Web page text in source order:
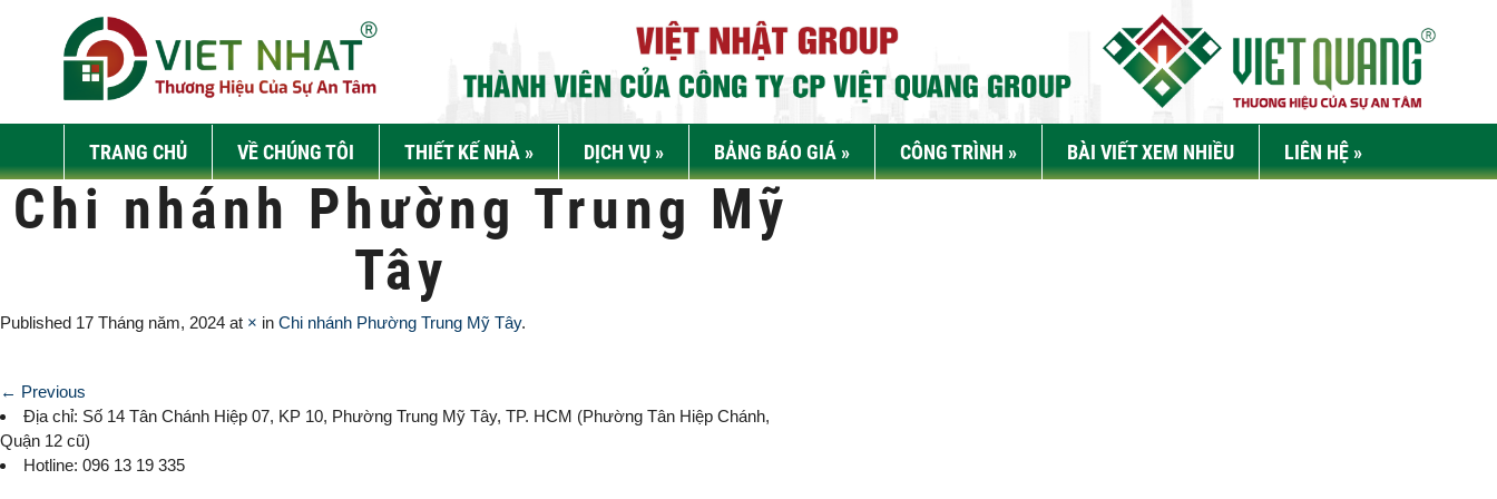
TRANG CHỦ VỀ CHÚNG TÔI THIẾT KẾ NHÀ » DỊCH VỤ » BẢNG BÁO GIÁ » CÔNG TRÌNH » BÀI VIẾT XEM NHIỀU LIÊN HỆ »
Chi nhánh Phường Trung Mỹ
Tây
Published 17 Tháng năm, 2024 at × in Chi nhánh Phường Trung Mỹ Tây.
← Previous
Địa chỉ: Số 14 Tân Chánh Hiệp 07, KP 10, Phường Trung Mỹ Tây, TP. HCM (Phường Tân Hiệp Chánh,
Quận 12 cũ)
Hotline: 096 13 19 335